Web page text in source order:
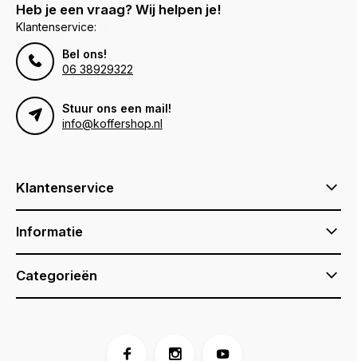
Heb je een vraag? Wij helpen je!
Klantenservice:
Bel ons!
06 38929322
Stuur ons een mail!
info@koffershop.nl
Klantenservice
Informatie
Categorieën